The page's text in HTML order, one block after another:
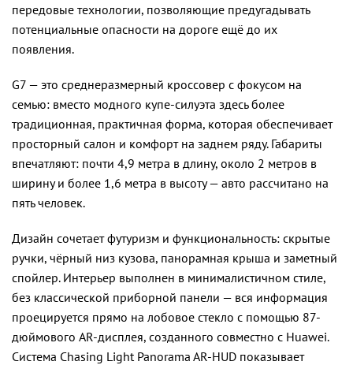
передовые технологии, позволяющие предугадывать
потенциальные опасности на дороге ещё до их
появления.
G7 — это среднеразмерный кроссовер с фокусом на
семью: вместо модного купе-силуэта здесь более
традиционная, практичная форма, которая обеспечивает
просторный салон и комфорт на заднем ряду. Габариты
впечатляют: почти 4,9 метра в длину, около 2 метров в
ширину и более 1,6 метра в высоту — авто рассчитано на
пять человек.
Дизайн сочетает футуризм и функциональность: скрытые
ручки, чёрный низ кузова, панорамная крыша и заметный
спойлер. Интерьер выполнен в минималистичном стиле,
без классической приборной панели — вся информация
проецируется прямо на лобовое стекло с помощью 87-
дюймового AR-дисплея, созданного совместно с Huawei.
Система Chasing Light Panorama AR-HUD показывает